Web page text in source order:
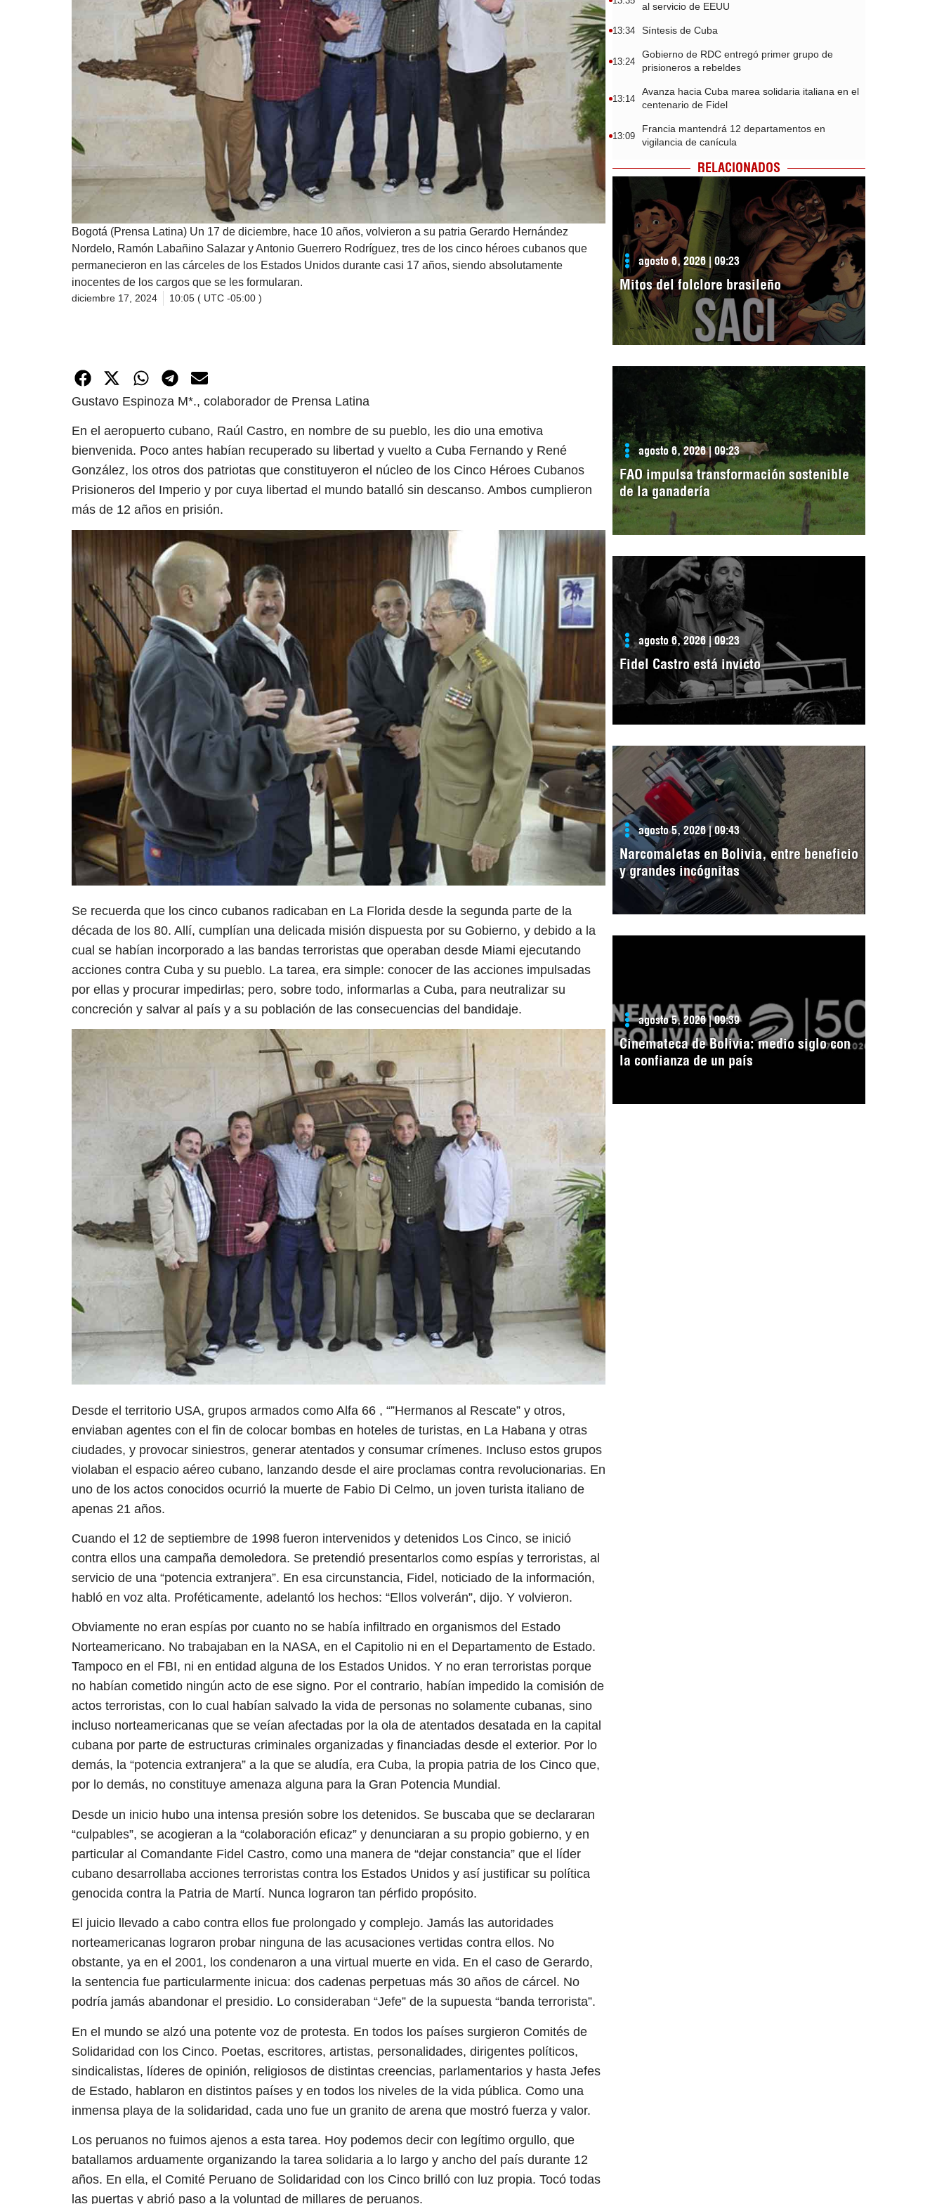
Bogotá (Prensa Latina) Un 17 de diciembre, hace 10 años, volvieron a su patria Gerardo Hernández
Nordelo, Ramón Labañino Salazar y Antonio Guerrero Rodríguez, tres de los cinco héroes cubanos que
permanecieron en las cárceles de los Estados Unidos durante casi 17 años, siendo absolutamente
inocentes de los cargos que se les formularan.
diciembre 17, 2024 10:05 ( UTC -05:00 )
Gustavo Espinoza M*., colaborador de Prensa Latina
En el aeropuerto cubano, Raúl Castro, en nombre de su pueblo, les dio una emotiva
bienvenida. Poco antes habían recuperado su libertad y vuelto a Cuba Fernando y René
González, los otros dos patriotas que constituyeron el núcleo de los Cinco Héroes Cubanos
Prisioneros del Imperio y por cuya libertad el mundo batalló sin descanso. Ambos cumplieron
más de 12 años en prisión.
Se recuerda que los cinco cubanos radicaban en La Florida desde la segunda parte de la
década de los 80. Allí, cumplían una delicada misión dispuesta por su Gobierno, y debido a la
cual se habían incorporado a las bandas terroristas que operaban desde Miami ejecutando
acciones contra Cuba y su pueblo. La tarea, era simple: conocer de las acciones impulsadas
por ellas y procurar impedirlas; pero, sobre todo, informarlas a Cuba, para neutralizar su
concreción y salvar al país y a su población de las consecuencias del bandidaje.
Desde el territorio USA, grupos armados como Alfa 66 , “”Hermanos al Rescate” y otros,
enviaban agentes con el fin de colocar bombas en hoteles de turistas, en La Habana y otras
ciudades, y provocar siniestros, generar atentados y consumar crímenes. Incluso estos grupos
violaban el espacio aéreo cubano, lanzando desde el aire proclamas contra revolucionarias. En
uno de los actos conocidos ocurrió la muerte de Fabio Di Celmo, un joven turista italiano de
apenas 21 años.
Cuando el 12 de septiembre de 1998 fueron intervenidos y detenidos Los Cinco, se inició
contra ellos una campaña demoledora. Se pretendió presentarlos como espías y terroristas, al
servicio de una “potencia extranjera”. En esa circunstancia, Fidel, noticiado de la información,
habló en voz alta. Proféticamente, adelantó los hechos: “Ellos volverán”, dijo. Y volvieron.
Obviamente no eran espías por cuanto no se había infiltrado en organismos del Estado
Norteamericano. No trabajaban en la NASA, en el Capitolio ni en el Departamento de Estado.
Tampoco en el FBI, ni en entidad alguna de los Estados Unidos. Y no eran terroristas porque
no habían cometido ningún acto de ese signo. Por el contrario, habían impedido la comisión de
actos terroristas, con lo cual habían salvado la vida de personas no solamente cubanas, sino
incluso norteamericanas que se veían afectadas por la ola de atentados desatada en la capital
cubana por parte de estructuras criminales organizadas y financiadas desde el exterior. Por lo
demás, la “potencia extranjera” a la que se aludía, era Cuba, la propia patria de los Cinco que,
por lo demás, no constituye amenaza alguna para la Gran Potencia Mundial.
Desde un inicio hubo una intensa presión sobre los detenidos. Se buscaba que se declararan
“culpables”, se acogieran a la “colaboración eficaz” y denunciaran a su propio gobierno, y en
particular al Comandante Fidel Castro, como una manera de “dejar constancia” que el líder
cubano desarrollaba acciones terroristas contra los Estados Unidos y así justificar su política
genocida contra la Patria de Martí. Nunca lograron tan pérfido propósito.
El juicio llevado a cabo contra ellos fue prolongado y complejo. Jamás las autoridades
norteamericanas lograron probar ninguna de las acusaciones vertidas contra ellos. No
obstante, ya en el 2001, los condenaron a una virtual muerte en vida. En el caso de Gerardo,
la sentencia fue particularmente inicua: dos cadenas perpetuas más 30 años de cárcel. No
podría jamás abandonar el presidio. Lo consideraban “Jefe” de la supuesta “banda terrorista”.
En el mundo se alzó una potente voz de protesta. En todos los países surgieron Comités de
Solidaridad con los Cinco. Poetas, escritores, artistas, personalidades, dirigentes políticos,
sindicalistas, líderes de opinión, religiosos de distintas creencias, parlamentarios y hasta Jefes
de Estado, hablaron en distintos países y en todos los niveles de la vida pública. Como una
inmensa playa de la solidaridad, cada uno fue un granito de arena que mostró fuerza y valor.
Los peruanos no fuimos ajenos a esta tarea. Hoy podemos decir con legítimo orgullo, que
batallamos arduamente organizando la tarea solidaria a lo largo y ancho del país durante 12
años. En ella, el Comité Peruano de Solidaridad con los Cinco brilló con luz propia. Tocó todas
las puertas y abrió paso a la voluntad de millares de peruanos.
al servicio de EEUU
13:34 Síntesis de Cuba
13:24
Gobierno de RDC entregó primer grupo de
prisioneros a rebeldes
13:14
Avanza hacia Cuba marea solidaria italiana en el
centenario de Fidel
13:09
Francia mantendrá 12 departamentos en
vigilancia de canícula
RELACIONADOS
agosto 6, 2026 | 09:23
Mitos del folclore brasileño
agosto 6, 2026 | 09:23
FAO impulsa transformación sostenible
de la ganadería
agosto 6, 2026 | 09:23
Fidel Castro está invicto
agosto 5, 2026 | 09:43
Narcomaletas en Bolivia, entre beneficio
y grandes incógnitas
agosto 5, 2026 | 09:39
Cinemateca de Bolivia: medio siglo con
la confianza de un país